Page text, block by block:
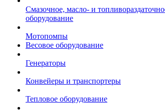
Смазочное, масло- и
оборудование
Мотопомпы
Весовое оборудование
Генераторы
Конвейеры и транспортеры
Тепловое оборудование